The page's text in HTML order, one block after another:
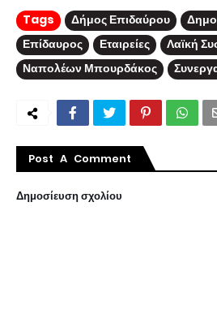
Tags Δήμος Επιδαύρου
Επίδαυρος
Εταιρείες
Λαϊκή
Ναπολέων Μπουρδάκος
Post A Comment
Δημοσίευση σχολίου